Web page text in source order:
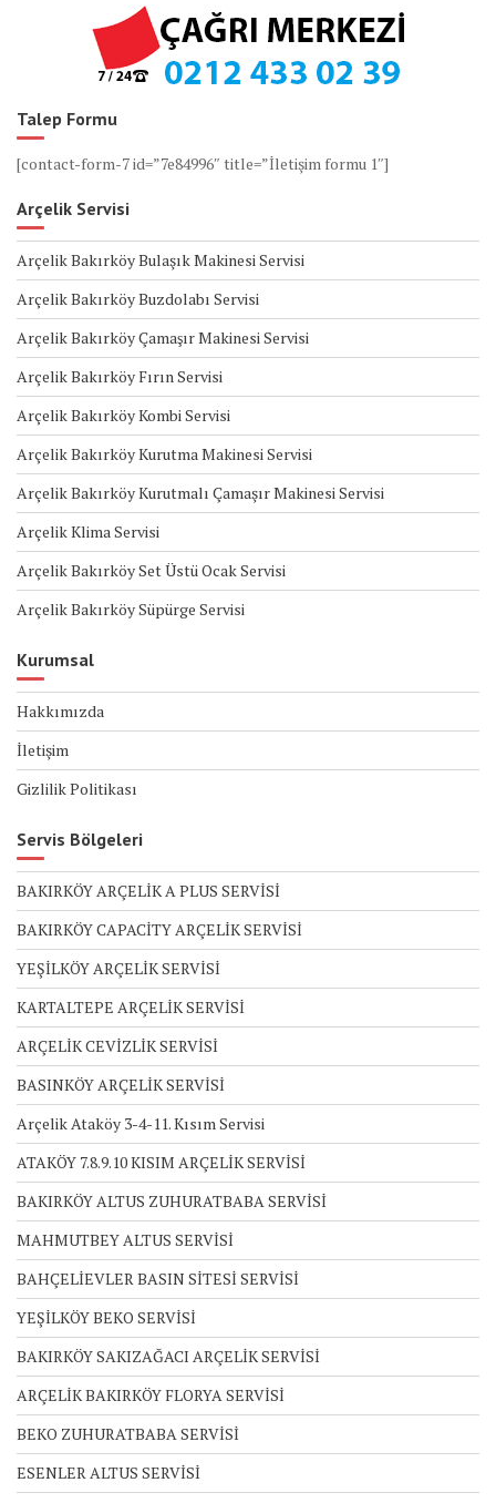
Talep Formu
[contact-form-7 id=”7e84996″ title=”İletişim formu 1″]
Arçelik Servisi
Arçelik Bakırköy Bulaşık Makinesi Servisi
Arçelik Bakırköy Buzdolabı Servisi
Arçelik Bakırköy Çamaşır Makinesi Servisi
Arçelik Bakırköy Fırın Servisi
Arçelik Bakırköy Kombi Servisi
Arçelik Bakırköy Kurutma Makinesi Servisi
Arçelik Bakırköy Kurutmalı Çamaşır Makinesi Servisi
Arçelik Klima Servisi
Arçelik Bakırköy Set Üstü Ocak Servisi
Arçelik Bakırköy Süpürge Servisi
Kurumsal
Hakkımızda
İletişim
Gizlilik Politikası
Servis Bölgeleri
BAKIRKÖY ARÇELİK A PLUS SERVİSİ
BAKIRKÖY CAPACİTY ARÇELİK SERVİSİ
YEŞİLKÖY ARÇELİK SERVİSİ
KARTALTEPE ARÇELİK SERVİSİ
ARÇELİK CEVİZLİK SERVİSİ
BASINKÖY ARÇELİK SERVİSİ
Arçelik Ataköy 3-4-11. Kısım Servisi
ATAKÖY 7.8.9.10 KISIM ARÇELİK SERVİSİ
BAKIRKÖY ALTUS ZUHURATBABA SERVİSİ
MAHMUTBEY ALTUS SERVİSİ
BAHÇELİEVLER BASIN SİTESİ SERVİSİ
YEŞİLKÖY BEKO SERVİSİ
BAKIRKÖY SAKIZAĞACI ARÇELİK SERVİSİ
ARÇELİK BAKIRKÖY FLORYA SERVİSİ
BEKO ZUHURATBABA SERVİSİ
ESENLER ALTUS SERVİSİ